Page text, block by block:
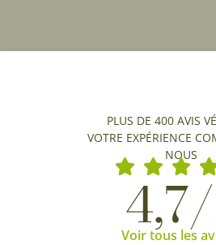
PLUS DE 400 AVIS
VOTRE EXPÉRIENCE
NOUS
Voir tous les